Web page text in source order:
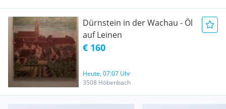
Dürnstein in der Wachau - Öl
auf Leinen
€ 160
Heute, 07:07 Uhr
3508 Höbenbach